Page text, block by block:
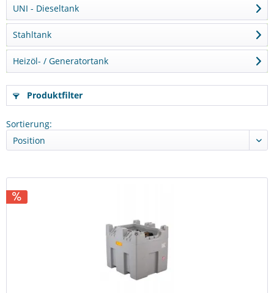
UNI - Dieseltank
Stahltank
Heizöl- / Generatortank
Produktfilter
Sortierung: